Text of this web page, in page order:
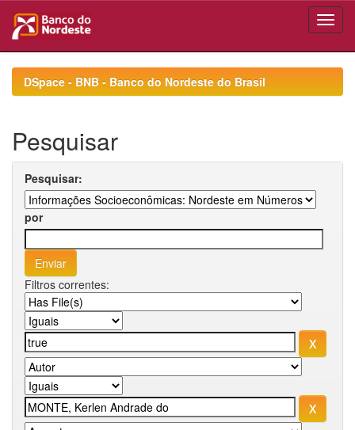
navigationDSpace - BNB - Banco do Nordeste do Brasil
Pesquisar
Pesquisar:
por
Filtros correntes: